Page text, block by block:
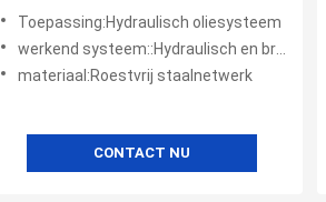
het Elementenslijtage Verzetten
zich tegen
Toepassing:Hydraulisch oliesysteem
werkend systeem::Hydraulisch en brandstofsysteem
materiaal:Roestvrij staalnetwerk
CONTACT NU